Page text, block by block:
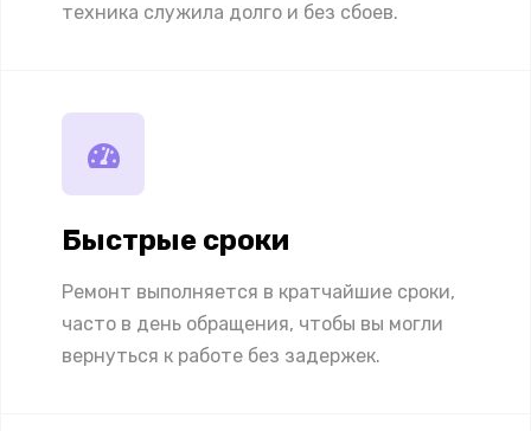
техника служила долго и без сбоев.
Быстрые сроки
Ремонт выполняется в кратчайшие сроки,
часто в день обращения, чтобы вы могли
вернуться к работе без задержек.